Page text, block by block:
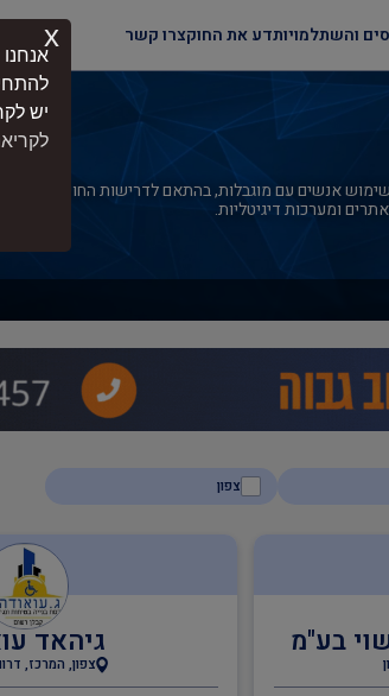
והשתלמויותדע את החוקצרו קשר
אנשים עם מוגבלות, בהתאם לדרישות החוק
ומערכות דיגיטליות.
צפון
בע"מ גיהאד
צפון, המרכז,
יש
x